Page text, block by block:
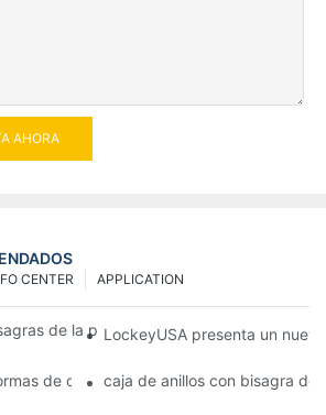
AHORA
APPLICATION
CENTER
de la puerta de su cocina, horno o
LockeyUSA presenta un
de crear puertas visualmente
caja de anillos con bisagra de